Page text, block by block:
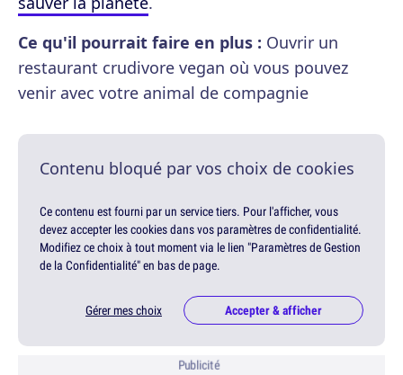
Ce qu'il pourrait faire en plus : Ouvrir un
restaurant crudivore vegan où vous pouvez
venir avec votre animal de compagnie
Contenu bloqué par vos choix de cookies
Ce contenu est fourni par un service tiers. Pour l'afficher, vous
devez accepter les cookies dans vos paramètres de confidentialité.
Modifiez ce choix à tout moment via le lien "Paramètres de Gestion
de la Confidentialité" en bas de page.
Gérer mes choix Accepter & afficher
Publicité